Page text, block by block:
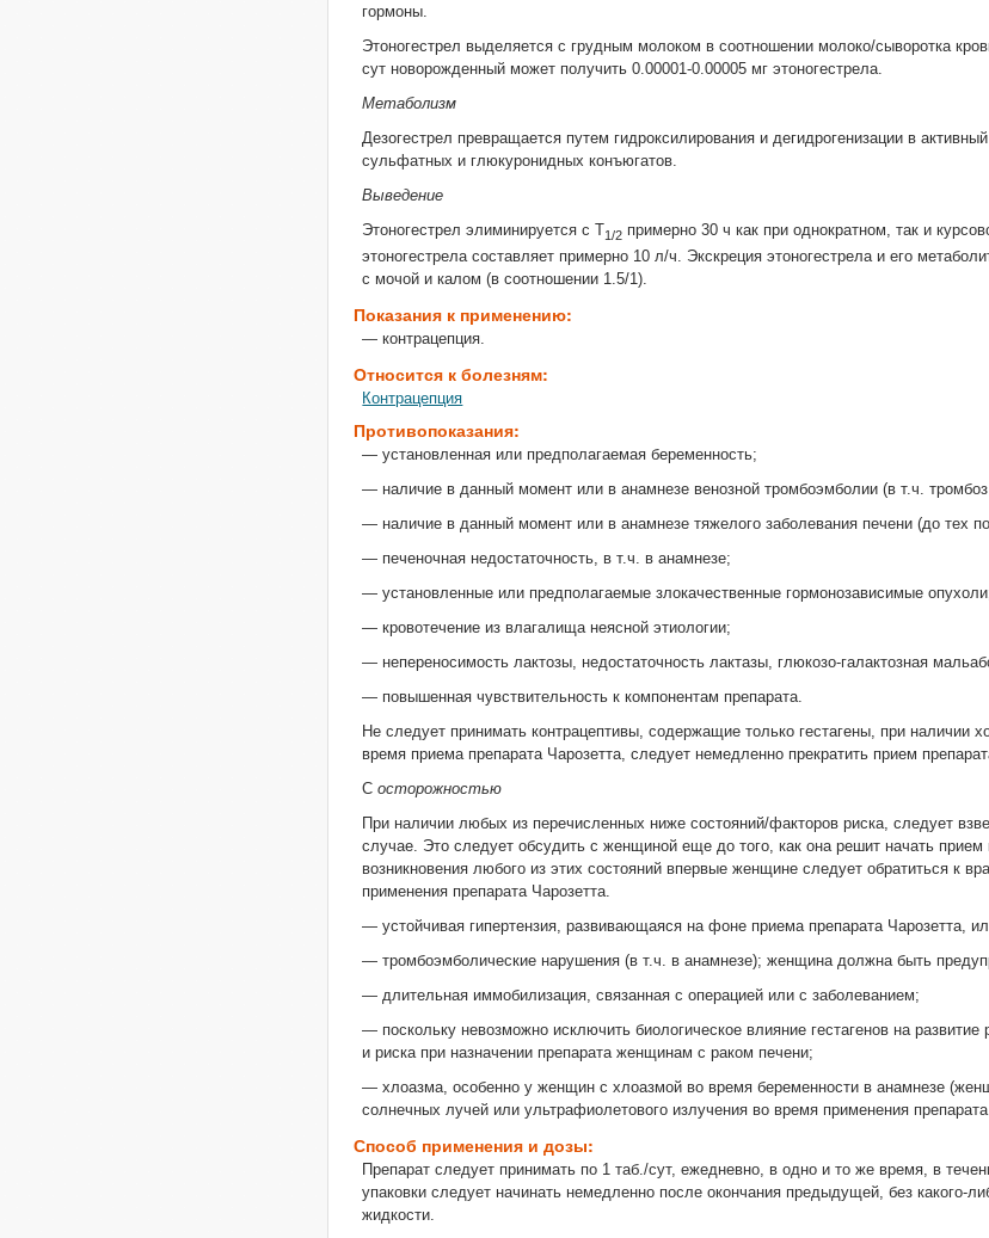
гормоны.
Этоногестрел выделяется с грудным молоком в соотношении молоко/сыворотка
сут новорожденный может получить 0.00001-0.00005 мг этоногестрела.
Метаболизм
Дезогестрел превращается путем гидроксилирования и дегидрогенизации в
сульфатных и глюкуронидных конъюгатов.
Выведение
Этоногестрел элиминируется с T1/2 примерно 30 ч как при однократном, так и
этоногестрела составляет примерно 10 л/ч. Экскреция этоногестрела и его
с мочой и калом (в соотношении 1.5/1).
Показания к применению:
— контрацепция.
Относится к болезням:
Контрацепция
Противопоказания:
— установленная или предполагаемая беременность;
— наличие в данный момент или в анамнезе венозной тромбоэмболии (в т.ч.
— наличие в данный момент или в анамнезе тяжелого заболевания печени (до тех
— печеночная недостаточность, в т.ч. в анамнезе;
— установленные или предполагаемые злокачественные гормонозависимые
— кровотечение из влагалища неясной этиологии;
— непереносимость лактозы, недостаточность лактазы, глюкозо-галактозная
— повышенная чувствительность к компонентам препарата.
Не следует принимать контрацептивы, содержащие только гестагены, при наличии
время приема препарата Чарозетта, следует немедленно прекратить прием
Состорожностью
При наличии любых из перечисленных ниже состояний/факторов риска, следует
случае. Это следует обсудить с женщиной еще до того, как она решит начать
возникновения любого из этих состояний впервые женщине следует обратиться к
применения препарата Чарозетта.
— устойчивая гипертензия, развивающаяся на фоне приема препарата Чарозетта,
— тромбоэмболические нарушения (в т.ч. в анамнезе); женщина должна быть
— длительная иммобилизация, связанная с операцией или с заболеванием;
— поскольку невозможно исключить биологическое влияние гестагенов на
и риска при назначении препарата женщинам с раком печени;
— хлоазма, особенно у женщин с хлоазмой во время беременности в анамнезе
солнечных лучей или ультрафиолетового излучения во время применения препарата
Способ применения и дозы:
Препарат следует принимать по 1 таб./сут, ежедневно, в одно и то же время, в
упаковки следует начинать немедленно после окончания предыдущей, без какого-
жидкости.